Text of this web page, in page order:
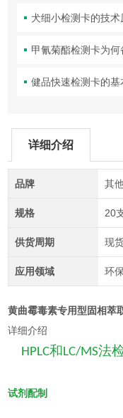
犬细小检测卡的技术
甲氰菊酯检测卡为何
健品快速检测卡的
详细介绍
品牌 其
规格 20
供货周期 现
应用领域 环
黄曲霉毒素专用型固相萃
详细介绍
HPLC和LC/MS法
试剂配制